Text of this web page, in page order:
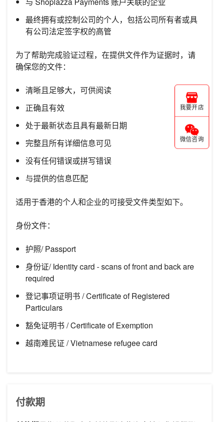
最终拥有或控制公司的个人，包括公司所有者或具
有公司法定签字权的高管
为了帮助完成验证过程，在提供文件作为证据时，请
确保您的文件：
清晰且足够大，可供阅读
正确且有效
处于最新状态且具有最新日期
完整且所有详细信息可见
没有任何错误或拼写错误
与提供的信息匹配
适用于香港的个人和企业的可接受文件类型如下。
身份文件：
护照/ Passport
身份证/ Identity card - scans of front and back are
required
登记事项证明书 / Certificate of Registered
Particulars
豁免证明书 / Certificate of Exemption
越南难民证 / Vietnamese refugee card
付款期
我要开店
微信咨询